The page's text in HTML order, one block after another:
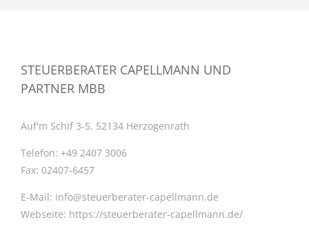
STEUERBERATER CAPELLMANN UND
PARTNER MBB
Auf'm Schif 3-5, 52134 Herzogenrath
Telefon: +49 2407 3006
Fax: 02407-6457
E-Mail: info@steuerberater-capellmann.de
Webseite: https://steuerberater-capellmann.de/